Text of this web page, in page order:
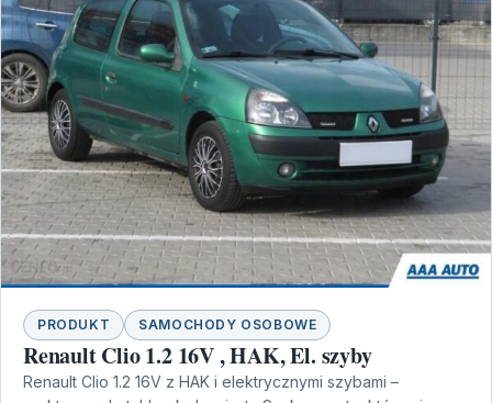
PRODUKT SAMOCHODY OSOBOWE
Renault Clio 1.2 16V , HAK, El. szyby
Renault Clio 1.2 16V z HAK i elektrycznymi szybami –